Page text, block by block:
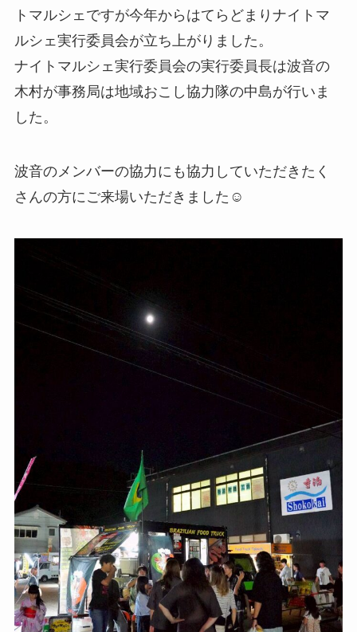
トマルシェですが今年からはてらどまりナイトマ
ルシェ実行委員会が立ち上がりました。
ナイトマルシェ実行委員会の実行委員長は波音の
木村が事務局は地域おこし協力隊の中島が行いま
した。
波音のメンバーの協力にも協力していただきたく
さんの方にご来場いただきました☺